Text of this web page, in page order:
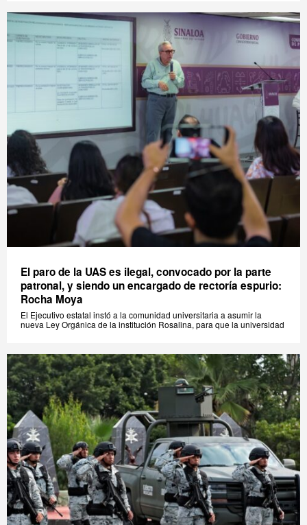
El paro de la UAS es ilegal, convocado por la parte
patronal, y siendo un encargado de rectoría espurio:
Rocha Moya
El Ejecutivo estatal instó a la comunidad universitaria a asumir la
nueva Ley Orgánica de la institución Rosalina, para que la universidad